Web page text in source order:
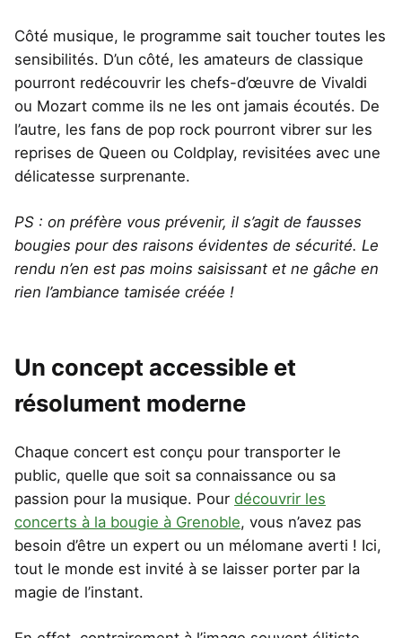
Côté musique, le programme sait toucher toutes les
sensibilités. D’un côté, les amateurs de classique
pourront redécouvrir les chefs-d’œuvre de Vivaldi
ou Mozart comme ils ne les ont jamais écoutés. De
l’autre, les fans de pop rock pourront vibrer sur les
reprises de Queen ou Coldplay, revisitées avec une
délicatesse surprenante.
PS : on préfère vous prévenir, il s’agit de fausses
bougies pour des raisons évidentes de sécurité. Le
rendu n’en est pas moins saisissant et ne gâche en
rien l’ambiance tamisée créée !
Un concept accessible et
résolument moderne
Chaque concert est conçu pour transporter le
public, quelle que soit sa connaissance ou sa
passion pour la musique. Pour découvrir les
concerts à la bougie à Grenoble, vous n’avez pas
besoin d’être un expert ou un mélomane averti ! Ici,
tout le monde est invité à se laisser porter par la
magie de l’instant.